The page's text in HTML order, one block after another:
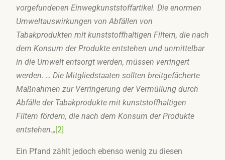
vorgefundenen Einwegkunststoffartikel. Die enormen
Umweltauswirkungen von Abfällen von
Tabakprodukten mit kunststoffhaltigen Filtern, die nach
dem Konsum der Produkte entstehen und unmittelbar
in die Umwelt entsorgt werden, müssen verringert
werden. … Die Mitgliedstaaten sollten breitgefächerte
Maßnahmen zur Verringerung der Vermüllung durch
Abfälle der Tabakprodukte mit kunststoffhaltigen
Filtern fördern, die nach dem Konsum der Produkte
entstehen.„ [2]
Ein Pfand zählt jedoch ebenso wenig zu diesen